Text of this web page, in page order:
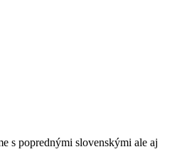
s poprednými slovenskými ale aj